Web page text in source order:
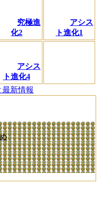
究極進
化2
アシス
ト進化1
アシス
ト進化4
新情報